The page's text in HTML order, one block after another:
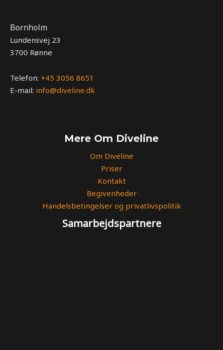
Bornholm
Lundensvej 23
3700 Rønne
Telefon: +45 3056 8651
E-mail: info@diveline.dk
Mere Om Diveline
Om Diveline
Priser
Kontakt
Begivenheder
Handelsbetingelser og privatlivspolitik
Samarbejdspartnere